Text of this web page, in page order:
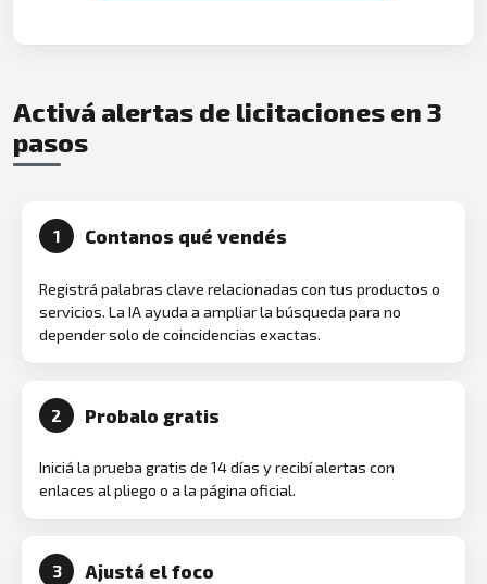
Activá alertas de licitaciones en 3
pasos
1 Contanos qué vendés
Registrá palabras clave relacionadas con tus productos o
servicios. La IA ayuda a ampliar la búsqueda para no
depender solo de coincidencias exactas.
2 Probalo gratis
Iniciá la prueba gratis de 14 días y recibí alertas con
enlaces al pliego o a la página oficial.
3 Ajustá el foco